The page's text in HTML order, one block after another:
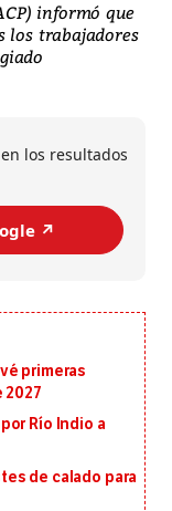
informó que
los trabajadores
los resultados
↗️
primeras
2027
Río Indio a
de calado para